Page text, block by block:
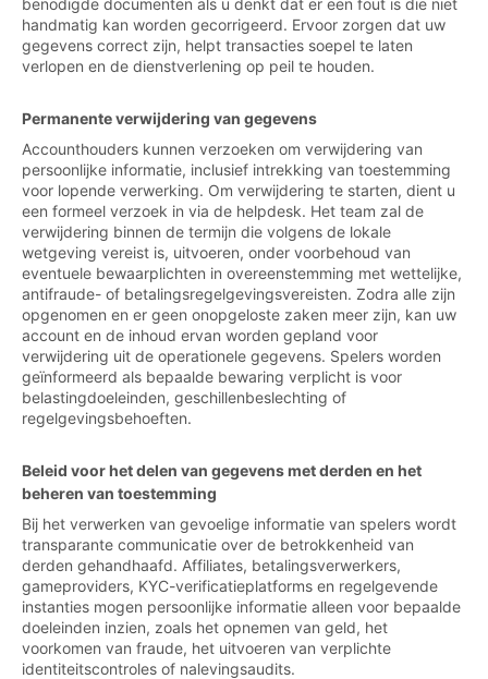
handmatig kan worden gecorrigeerd. Ervoor zorgen dat uw
gegevens correct zijn, helpt transacties soepel te laten
verlopen en de dienstverlening op peil te houden.
Permanente verwijdering van gegevens
Accounthouders kunnen verzoeken om verwijdering van
persoonlijke informatie, inclusief intrekking van toestemming
voor lopende verwerking. Om verwijdering te starten, dient u
een formeel verzoek in via de helpdesk. Het team zal de
verwijdering binnen de termijn die volgens de lokale
wetgeving vereist is, uitvoeren, onder voorbehoud van
eventuele bewaarplichten in overeenstemming met wettelijke,
antifraude- of betalingsregelgevingsvereisten. Zodra alle zijn
opgenomen en er geen onopgeloste zaken meer zijn, kan uw
account en de inhoud ervan worden gepland voor
verwijdering uit de operationele gegevens. Spelers worden
geïnformeerd als bepaalde bewaring verplicht is voor
belastingdoeleinden, geschillenbeslechting of
regelgevingsbehoeften.
Beleid voor het delen van gegevens met derden en het
beheren van toestemming
Bij het verwerken van gevoelige informatie van spelers wordt
transparante communicatie over de betrokkenheid van
derden gehandhaafd. Affiliates, betalingsverwerkers,
gameproviders, KYC-verificatieplatforms en regelgevende
instanties mogen persoonlijke informatie alleen voor bepaalde
doeleinden inzien, zoals het opnemen van geld, het
voorkomen van fraude, het uitvoeren van verplichte
identiteitscontroles of nalevingsaudits.